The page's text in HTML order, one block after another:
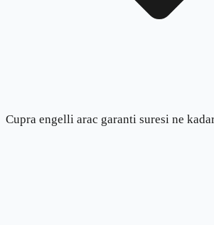
Cupra engelli arac garanti suresi ne